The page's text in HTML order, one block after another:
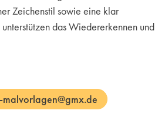
Zeichenstil sowie eine klar
das Wiedererkennen und